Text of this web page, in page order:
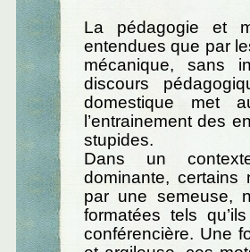
La pédagogie et
entendues que par
mécanique, sans
discours
domestique met
l’entrainement des
stupides.
Dans un
dominante,
par une semeuse,
formatées tels
conférencière. Une